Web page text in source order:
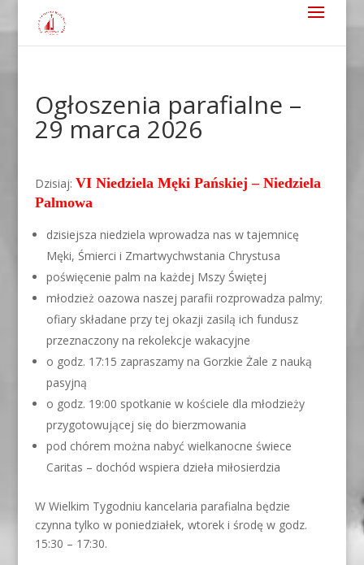
Ogłoszenia parafialne –
29 marca 2026
Dzisiaj: VI Niedziela Męki Pańskiej – Niedziela
Palmowa
dzisiejsza niedziela wprowadza nas w tajemnicę
Męki, Śmierci i Zmartwychwstania Chrystusa
poświęcenie palm na każdej Mszy Świętej
młodzież oazowa naszej parafii rozprowadza palmy;
ofiary składane przy tej okazji zasilą ich fundusz
przeznaczony na rekolekcje wakacyjne
o godz. 17:15 zapraszamy na Gorzkie Żale z nauką
pasyjną
o godz. 19:00 spotkanie w kościele dla młodzieży
przygotowującej się do bierzmowania
pod chórem można nabyć wielkanocne świece
Caritas – dochód wspiera dzieła miłosierdzia
W Wielkim Tygodniu kancelaria parafialna będzie
czynna tylko w poniedziałek, wtorek i środę w godz.
15:30 – 17:30.